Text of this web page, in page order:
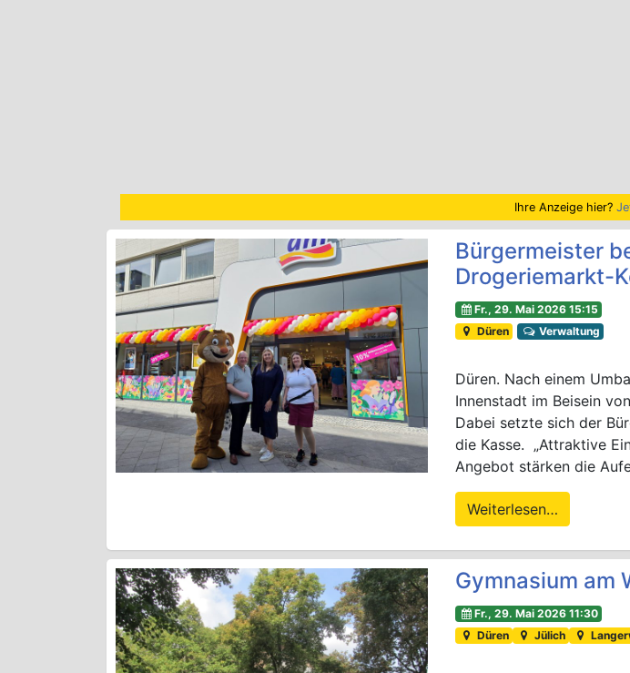
Ihre Anzeige hier?
Bürgermeister
Drogeriemarkt-
Fr., 29. Mai 2026 15:15
Düren
Verwaltung
Düren. Nach einem
Innenstadt im Beisein
Dabei setzte sich der
die Kasse. „Attraktive
Angebot stärken die
Weiterlesen…
Gymnasium am
Fr., 29. Mai 2026 11:30
Düren
Jülich